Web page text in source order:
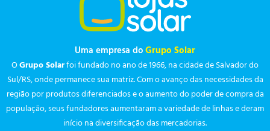
Uma empresa doGrupo Solar
OGrupo Solarfoi fundado no ano de 1966, na cidade de Salvador do
Sul/RS, onde permanece sua matriz. Com o avanço das necessidades da
região por produtos diferenciados e o aumento do poder de compra da
população, seus fundadores aumentaram a variedade de linhas e deram
início na diversificação das mercadorias.